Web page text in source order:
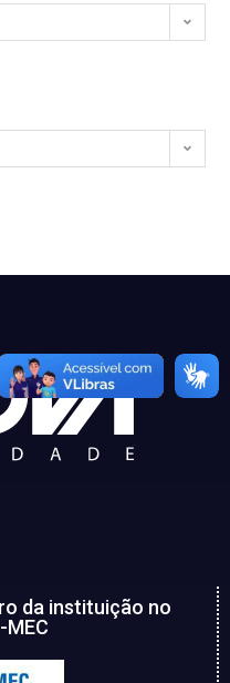
da instituição no